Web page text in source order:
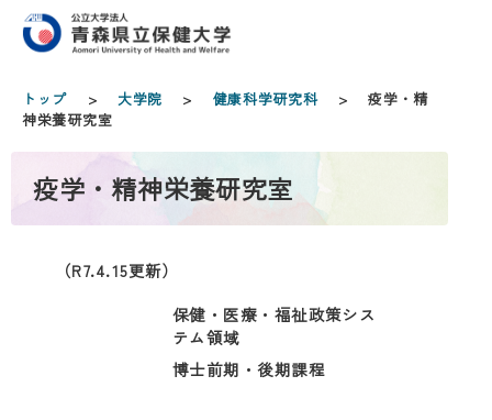
トップ > 大学院 > 健康科学研究科> 疫学・精
神栄養研究室
疫学・精神栄養研究室
（R7.4.15更新）
保健・医療・福祉政策シス
テム領域
博士前期・後期課程